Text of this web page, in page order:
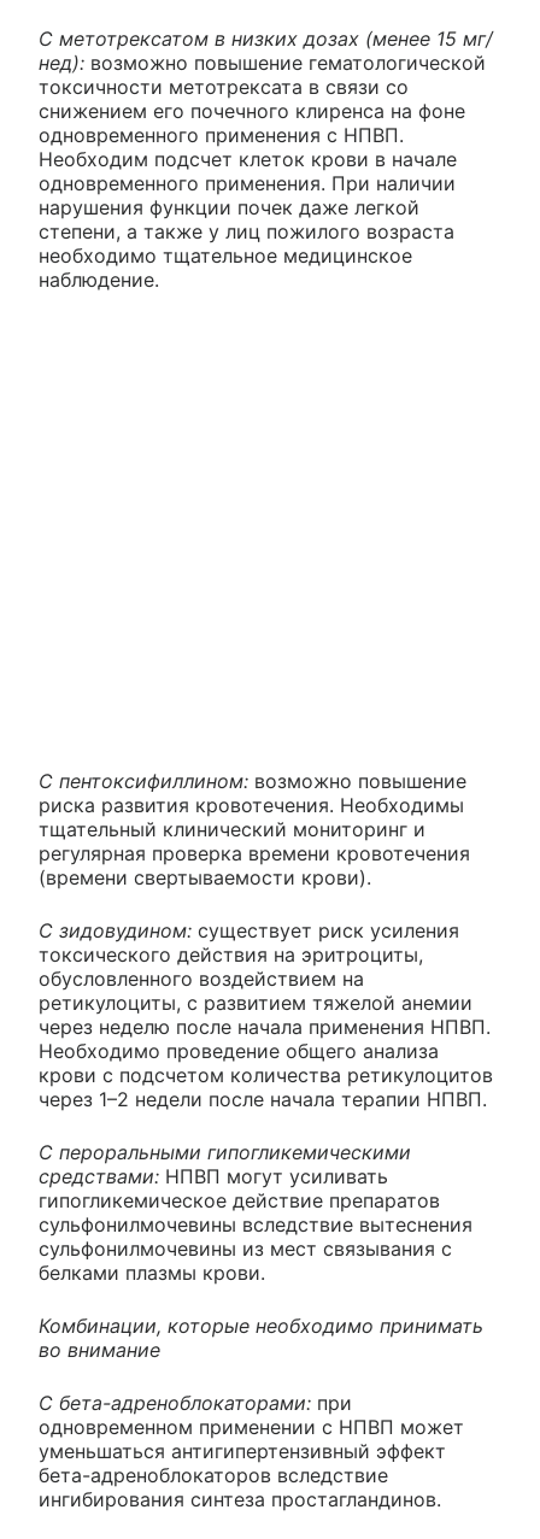
С метотрексатом в низких дозах (менее 15 мг/
нед): возможно повышение гематологической
токсичности метотрексата в связи со
снижением его почечного клиренса на фоне
одновременного применения с НПВП.
Необходим подсчет клеток крови в начале
одновременного применения. При наличии
нарушения функции почек даже легкой
степени, а также у лиц пожилого возраста
необходимо тщательное медицинское
наблюдение.
С пентоксифиллином: возможно повышение
риска развития кровотечения. Необходимы
тщательный клинический мониторинг и
регулярная проверка времени кровотечения
(времени свертываемости крови).
С зидовудином: существует риск усиления
токсического действия на эритроциты,
обусловленного воздействием на
ретикулоциты, с развитием тяжелой анемии
через неделю после начала применения НПВП.
Необходимо проведение общего анализа
крови с подсчетом количества ретикулоцитов
через 1–2 недели после начала терапии НПВП.
С пероральными гипогликемическими
средствами: НПВП могут усиливать
гипогликемическое действие препаратов
сульфонилмочевины вследствие вытеснения
сульфонилмочевины из мест связывания с
белками плазмы крови.
Комбинации, которые необходимо принимать
во внимание
С бета-адреноблокаторами: при
одновременном применении с НПВП может
уменьшаться антигипертензивный эффект
бета-адреноблокаторов вследствие
ингибирования синтеза простагландинов.